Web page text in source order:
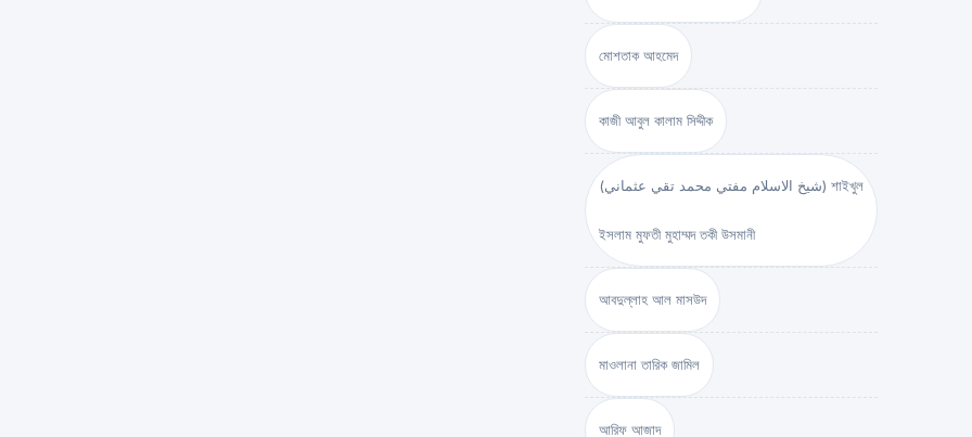
মোশতাক আহমেদ
কাজী আবুল কালাম সিদ্দীক
(شيخ الاسلام مفتي محمد تقي عثماني) শাইখুল
ইসলাম মুফতী মুহাম্মদ তকী উসমানী
আবদুল্লাহ আল মাসউদ
মাওলানা তারিক জামিল
আরিফ আজাদ